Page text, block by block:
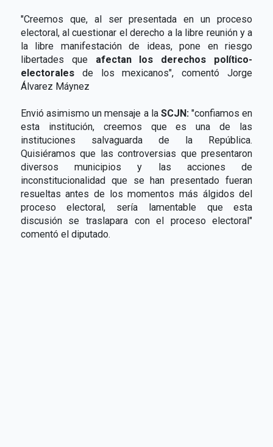
"Creemos que, al ser presentada en un proceso
electoral, al cuestionar el derecho a la libre reunión y a
la libre manifestación de ideas, pone en riesgo
libertades que afectan los derechos político-
electoralesde los mexicanos", comentó Jorge
Álvarez Máynez
Envió asimismo un mensaje a la SCJN:"confiamos en
esta institución, creemos que es una de las
instituciones salvaguarda de la República.
Quisiéramos que las controversias que presentaron
diversos municipios y las acciones de
inconstitucionalidad que se han presentado fueran
resueltas antes de los momentos más álgidos del
proceso electoral, sería lamentable que esta
discusión se traslapara con el proceso electoral"
comentó el diputado.